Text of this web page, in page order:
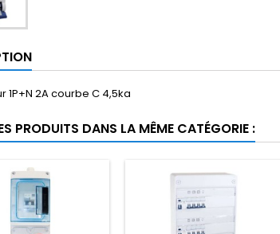
1P+N 2A courbe C 4,5ka
PRODUITS DANS LA MÊME CATÉGORIE :